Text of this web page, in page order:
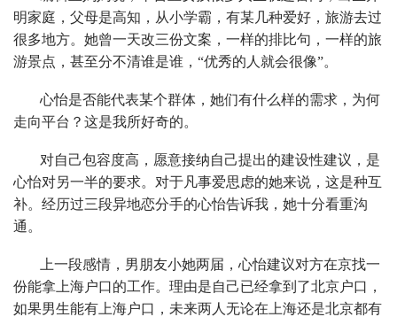
明家庭，父母是高知，从小学霸，有某几种爱好，旅游去过
很多地方。她曾一天改三份文案，一样的排比句，一样的旅
游景点，甚至分不清谁是谁，“优秀的人就会很像”。
心怡是否能代表某个群体，她们有什么样的需求，为何
走向平台？这是我所好奇的。
对自己包容度高，愿意接纳自己提出的建设性建议，是
心怡对另一半的要求。对于凡事爱思虑的她来说，这是种互
补。经历过三段异地恋分手的心怡告诉我，她十分看重沟
通。
上一段感情，男朋友小她两届，心怡建议对方在京找一
份能拿上海户口的工作。理由是自己已经拿到了北京户口，
如果男生能有上海户口，未来两人无论在上海还是北京都有